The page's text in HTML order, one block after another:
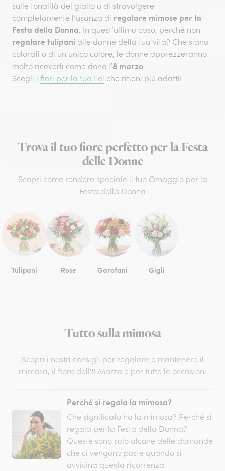
sulle tonalità del giallo o di stravolgere
completamente l’usanza di regalare mimose per la
Festa della Donna. In quest’ultimo caso, perché non
regalare tulipani alle donne della tua vita? Che siano
colorati o di un unico colore, le donne apprezzeranno
molto riceverli come dono l’8 marzo.
Scegli i fiori per la tua Lei che ritieni più adatti!
Trova il tuo fiore perfetto per la Festa
delle Donne
Scopri come rendere speciale il tuo Omaggio per la
Festa della Donna
Tulipani Rose Garofani Gigli
Tutto sulla mimosa
Scopri i nostri consigli per regalare e mantenere il
mimosa, il fiore dell'8 Marzo e per tutte le occasioni
Perché si regala la mimosa?
Che significato ha la mimosa? Perché si
regala per la Festa della Donna?
Queste sono solo alcune delle domande
che ci vengono poste quando si
avvicina questa ricorrenza.